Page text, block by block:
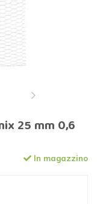
25 mm 0,6
In magazzino